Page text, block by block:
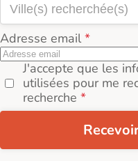
Adresse email
J'accepte que les
utilisées pour me
recherche